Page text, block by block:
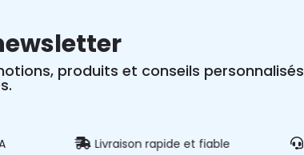
produits et conseils personnalisés
Livraison rapide et fiable